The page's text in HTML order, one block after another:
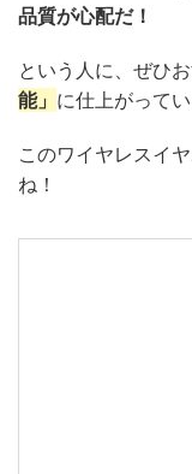
品質が心配だ！
という人に、ぜひ
能」 に仕上がってい
このワイヤレスイ
ね！